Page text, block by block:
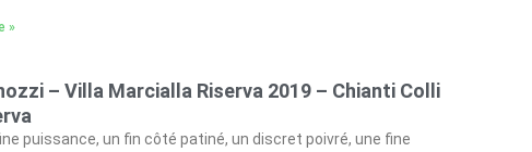
»
– Villa Marcialla Riserva 2019 – Chianti Colli
puissance, un fin côté patiné, un discret poivré, une fine